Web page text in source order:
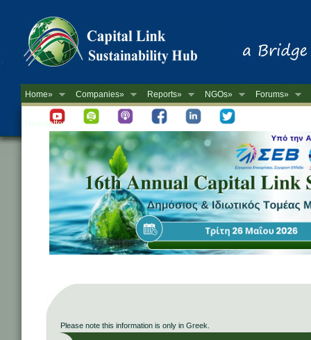
Home» Companies» Reports» NGOs» Forums»
Newsletter
Please note this information is only in Greek.